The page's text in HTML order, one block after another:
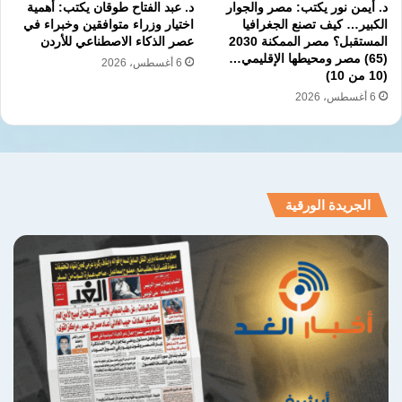
وساحة مفتوحة للتدخّل الإسرائيليّ وممرّاً للفوضى
إلى الداخل العربيّ يهدّد بتقويض كلّ التحوّلات
الاستراتيجيّة.
صيانتها ومتابعتها بشكل دقيق والدائم من الجانب
بالدولة منذ أكثر من سنة حتى اليوم.
لذلك يتجاوز ما يعتمل في لبنان كونه مخاضاً لبنانيّاً
نحو الدولة إلى ما هو في جوهره سؤال عربيّ
بامتياز: هل يُترك لبنان ليكون خاصرة رخوة في
د. أيمن نور يكتب: مصر والجوار
الكبير… كيف تصنع الجغرافيا
المستقبل؟ مصر الممكنة 2030
(65) مصر ومحيطها الإقليمي…
(10 من 10)
6 أغسطس، 2026
د. عبد الفتاح طوقان يكتب: أهمية
اختيار وزراء متوافقين وخبراء في
عصر الذكاء الاصطناعي للأردن
6 أغسطس، 2026
الجريدة الورقية